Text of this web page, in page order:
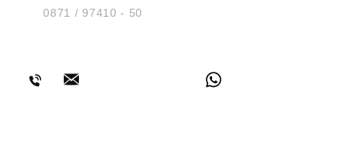
Tel.:0871 / 97410 - 50